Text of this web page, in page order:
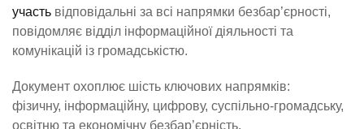
участь відповідальні за всі напрямки безбар’єрності,
повідомляє відділ інформаційної діяльності та
комунікацій із громадськістю.
Документ охоплює шість ключових напрямків:
фізичну, інформаційну, цифрову, суспільно-громадську,
освітню та економічну безбар’єрність.